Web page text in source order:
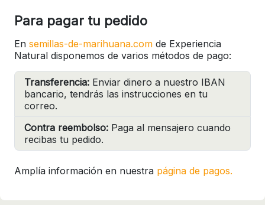
Para pagar tu pedido
En semillas-de-marihuana.com de Experiencia
Natural disponemos de varios métodos de pago:
Transferencia: Enviar dinero a nuestro IBAN
bancario, tendrás las instrucciones en tu
correo.
Contra reembolso: Paga al mensajero cuando
recibas tu pedido.
Amplía información en nuestra página de pagos.